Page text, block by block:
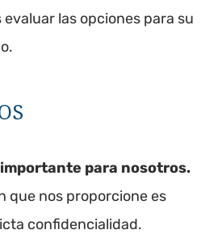
las opciones para su
para nosotros.
que nos proporcione es
confidencialidad.